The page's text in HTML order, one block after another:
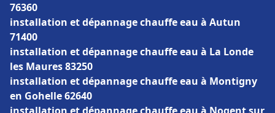
76360
installation et dépannage chauffe eau à Autun
71400
installation et dépannage chauffe eau à La Londe
les Maures 83250
installation et dépannage chauffe eau à Montigny
en Gohelle 62640